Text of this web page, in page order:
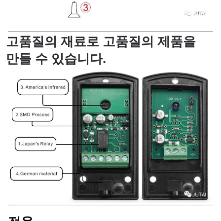
고품질의 재료로 고품질의 제품을
만들 수 있습니다.